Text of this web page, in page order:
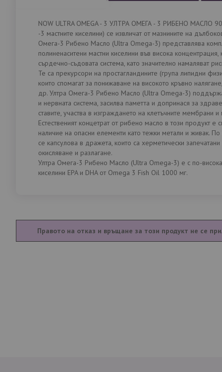
NOW ULTRA OMEGA - 3 УЛТРА ОМЕГА - 3 РИБЕНО МАСЛО
-3 мастните киселини) се извличат от мазнините на
Омега-3 Рибено Масло (Ultra Omega-3) представлява
полиненаситени мастни киселини във висока
сърдечно-съдовата система, като значително намаляват
Те са прекурсори на простагландините (група липидни
които спомагат за понижаване на високото кръвно
др. Ултра Омега-3 Рибено Масло (Ultra Omega-3)
и нервната система, засилва паметта и допринася за
ставите, участва в изграждането на клетъчните мембрани
Естественият концетрат от рибено масло в този продукт е
наличие на опасни елементи като тежки метали и живак.
се капсулова в дражета, които са херметически
окисляване и разлагане.
Ултра Омега-3 Рибено Масло (Ultra Omega-3) е с по-
киселини EPA и DHA от Omega 3 Fish Oil 1000 мг.
Правото на отказ и връщане за този продукт не се